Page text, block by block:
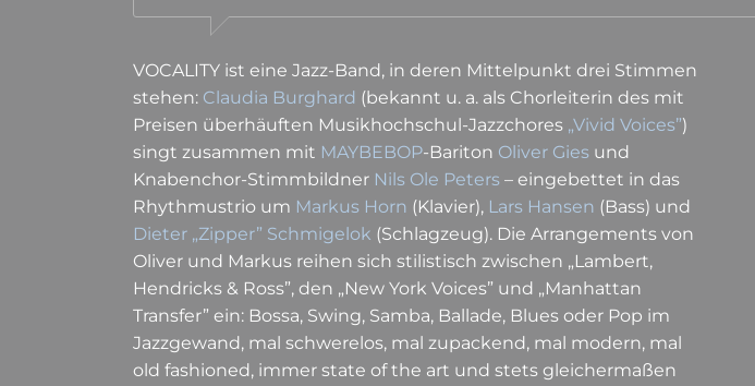
VOCALITY ist eine Jazz-Band, in deren Mittelpunkt drei Stimmen
stehen: Claudia Burghard (bekannt u. a. als Chorleiterin des mit
Preisen überhäuften Musik­hoch­schul-Jazz­chores „Vivid Voices”)
singt zusammen mit MAYBEBOP-Bariton Oliver Gies und
Knabenchor-Stimmbildner Nils Ole Peters – eingebettet in das
Rhythmustrio um Markus Horn (Klavier), Lars Hansen (Bass) und
Dieter „Zipper” Schmigelok (Schlagzeug). Die Arrangements von
Oliver und Markus reihen sich stilistisch zwischen „Lambert,
Hendricks & Ross”, den „New York Voices” und „Manhattan
Transfer” ein: Bossa, Swing, Samba, Ballade, Blues oder Pop im
Jazzgewand, mal schwerelos, mal zupackend, mal modern, mal
old fashioned, immer state of the art und stets gleichermaßen